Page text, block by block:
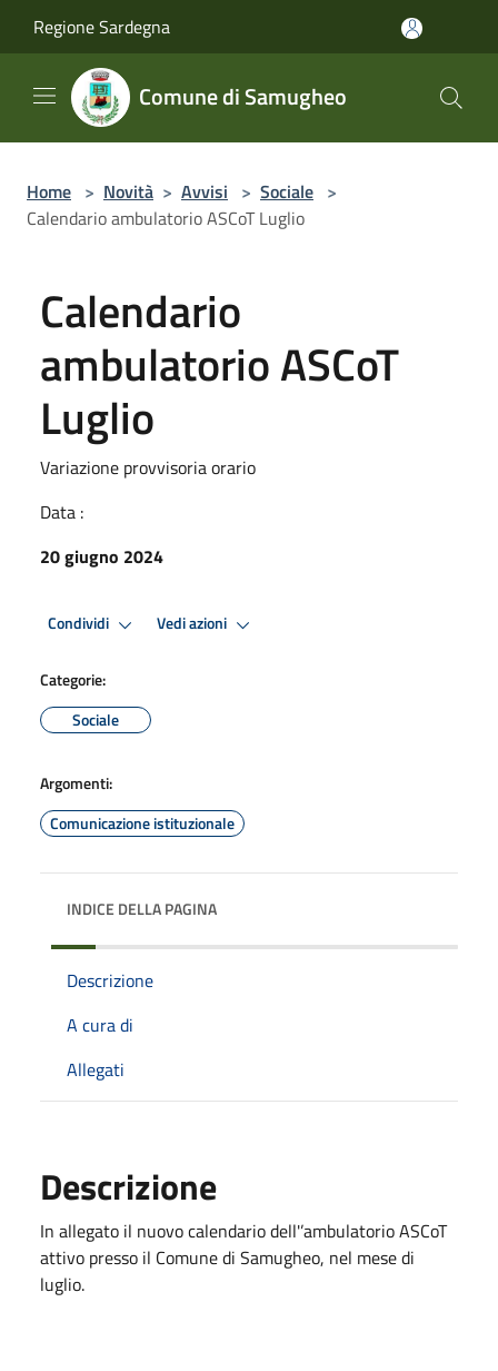
Regione Sardegna
Comune di Samugheo
Home > Novità > Avvisi > Sociale >
Calendario ambulatorio ASCoT Luglio
Calendario
ambulatorio ASCoT
Luglio
Variazione provvisoria orario
Data :
20 giugno 2024
Condividi Vedi azioni
Categorie:
Sociale
Argomenti:
Comunicazione istituzionale
INDICE DELLA PAGINA
Descrizione
A cura di
Allegati
Descrizione
In allegato il nuovo calendario dell'’ambulatorio ASCoT
attivo presso il Comune di Samugheo, nel mese di
luglio.